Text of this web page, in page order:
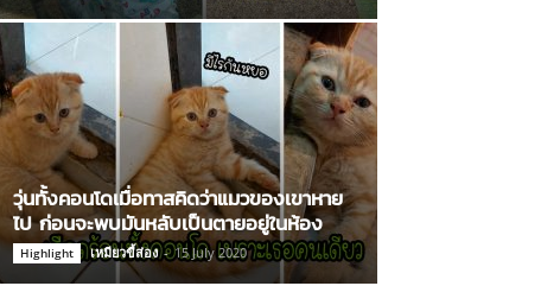
วุ่นทั้งคอนโดเมื่อทาสคิดว่าแมวของเขาหาย
ไป ก่อนจะพบมันหลับเป็นตายอยู่ในห้อง
Highlight เหมียวขี้ส่อง - 15 July 2020